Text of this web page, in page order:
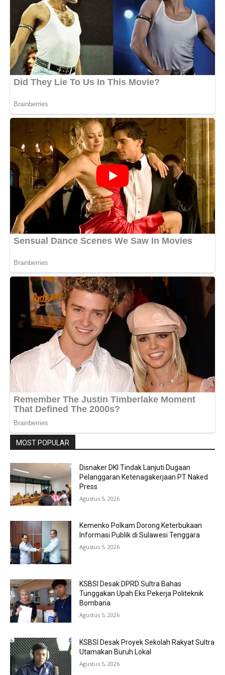
MOST POPULAR
Disnaker DKI Tindak Lanjuti Dugaan
Pelanggaran Ketenagakerjaan PT Naked
Press
Agustus 5, 2026
Kemenko Polkam Dorong Keterbukaan
Informasi Publik di Sulawesi Tenggara
Agustus 5, 2026
KSBSI Desak DPRD Sultra Bahas
Tunggakan Upah Eks Pekerja Politeknik
Bombana
Agustus 5, 2026
KSBSI Desak Proyek Sekolah Rakyat Sultra
Utamakan Buruh Lokal
Agustus 5, 2026